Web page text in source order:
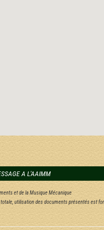
A L'AAIMM
et de la Musique Mécanique
utilisation des documents présentés est